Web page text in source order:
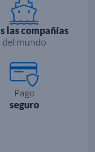
las compañías
del mundo
Pago
seguro